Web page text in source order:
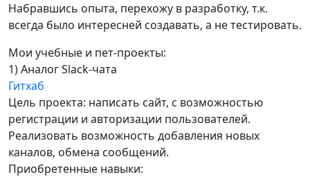
Набравшись опыта, перехожу в разработку, т.к.
всегда было интересней создавать, а не тестировать.
Мои учебные и пет-проекты:
1) Аналог Slack-чата
Гитхаб
Цель проекта: написать сайт, с возможностью
регистрации и авторизации пользователей.
Реализовать возможность добавления новых
каналов, обмена сообщений.
Приобретенные навыки: